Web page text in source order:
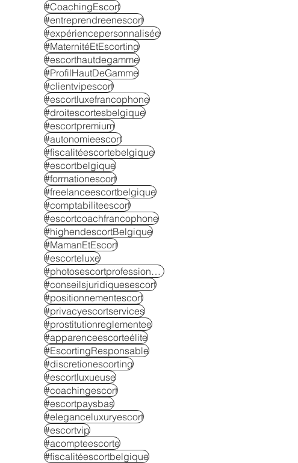
#CoachingEscort
#entreprendreenescort
#expériencepersonnalisée
#MaternitéEtEscorting
#escorthautdegamme
#ProfilHautDeGamme
#clientvipescort
#escortluxefrancophone
#droitescortesbelgique
#escortpremium
#autonomieescort
#fiscalitéescortebelgique
#escortbelgique
#formationescort
#freelanceescortbelgique
#comptabiliteescort
#escortcoachfrancophone
#highendescortBelgique
#MamanEtEscort
#escorteluxe
#photosescortprofessionnelles
#conseilsjuridiquesescort
#positionnementescort
#privacyescortservices
#prostitutionreglementee
#apparenceescorteélite
#EscortingResponsable
#discretionescorting
#escortluxueuse
#coachingescort
#escortpaysbas
#eleganceluxuryescort
#escortvip
#acompteescorte
#fiscalitéescortbelgique